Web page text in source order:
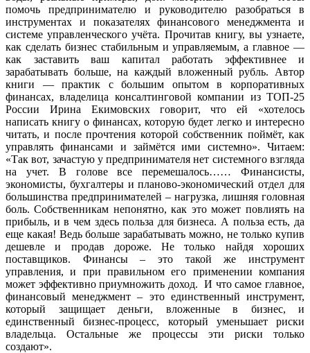
помочь предпринимателю и руководителю разобраться в
инструментах и показателях финансового менеджмента и
системе управленческого учёта. Прочитав книгу, вы узнаете,
как сделать бизнес стабильным и управляемым, а главное —
как заставить ваш капитал работать эффективнее и
зарабатывать больше, на каждый вложенный рубль. Автор
книги — практик с большим опытом в корпоративных
финансах, владелица консалтинговой компании из ТОП-25
России Ирина Екимовских говорит, что ей «хотелось
написать книгу о финансах, которую будет легко и интересно
читать, и после прочтения которой собственник поймёт, как
управлять финансами и займётся ими системно». Читаем:
«Так вот, зачастую у предпринимателя нет системного взгляда
на учет. В голове все перемешалось…… Финансисты,
экономисты, бухгалтеры и планово-экономический отдел для
большинства предпринимателей – нагрузка, лишняя головная
боль. Собственникам непонятно, как это может повлиять на
прибыль, и в чем здесь польза для бизнеса. А польза есть, да
еще какая! Ведь больше зарабатывать можно, не только купив
дешевле и продав дороже. Не только найдя хороших
поставщиков. Финансы – это такой же инструмент
управления, и при правильном его применении компания
может эффективно приумножить доход. И что самое главное,
финансовый менеджмент – это единственный инструмент,
который защищает деньги, вложенные в бизнес, и
единственный бизнес-процесс, который уменьшает риски
владельца. Остальные же процессы эти риски только
создают».